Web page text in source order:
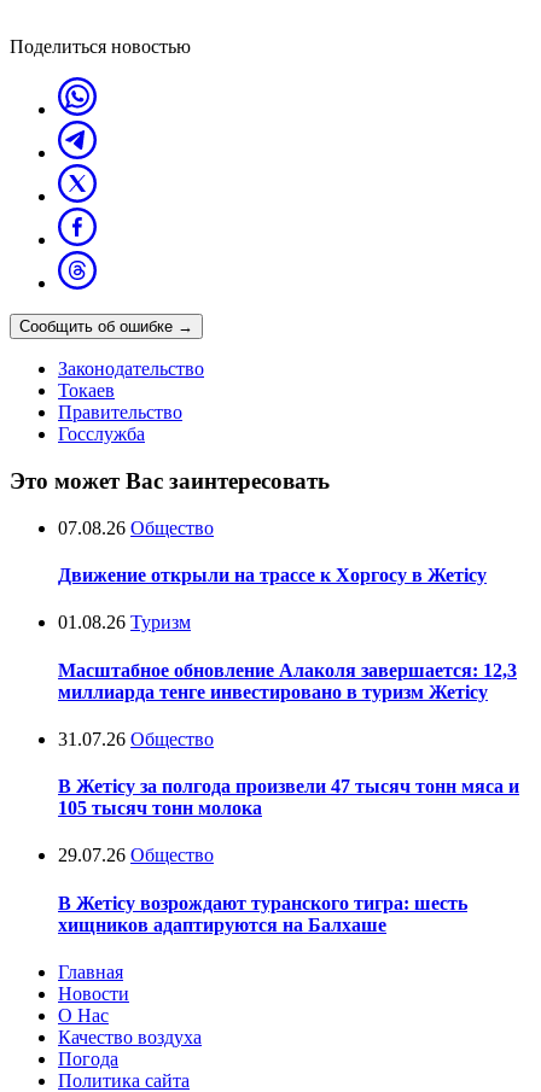
Поделиться новостью
Сообщить об ошибке →
Законодательство
Токаев
Правительство
Госслужба
Это может Вас заинтересовать
07.08.26 Общество
Движение открыли на трассе к Хоргосу в Жетісу
01.08.26 Туризм
Масштабное обновление Алаколя завершается: 12,3
миллиарда тенге инвестировано в туризм Жетісу
31.07.26 Общество
В Жетісу за полгода произвели 47 тысяч тонн мяса и
105 тысяч тонн молока
29.07.26 Общество
В Жетісу возрождают туранского тигра: шесть
хищников адаптируются на Балхаше
Главная
Новости
О Нас
Качество воздуха
Погода
Политика сайта